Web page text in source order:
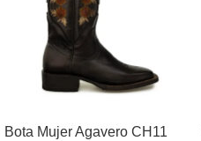
Bota Mujer Agavero CH11